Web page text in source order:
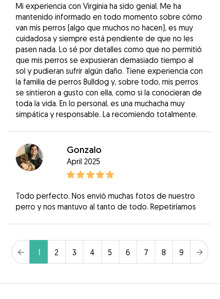
Mi experiencia con Virginia ha sido genial. Me ha
mantenido informado en todo momento sobre cómo
van mis perros (algo que muchos no hacen), es muy
cuidadosa y siempre está pendiente de que no les
pasen nada. Lo sé por detalles como que no permitió
que mis perros se expusieran demasiado tiempo al
sol y pudieran sufrir algún daño. Tiene experiencia con
la familia de perros Bulldog y, sobre todo, mis perros
se sintieron a gusto con ella, como si la conocieran de
toda la vida. En lo personal, es una muchacha muy
simpática y responsable. La recomiendo totalmente.
Gonzalo
April 2025
Todo perfecto. Nos envió muchas fotos de nuestro
perro y nos mantuvo al tanto de todo. Repetiríamos
1 2 3 4 5 6 7 8 9